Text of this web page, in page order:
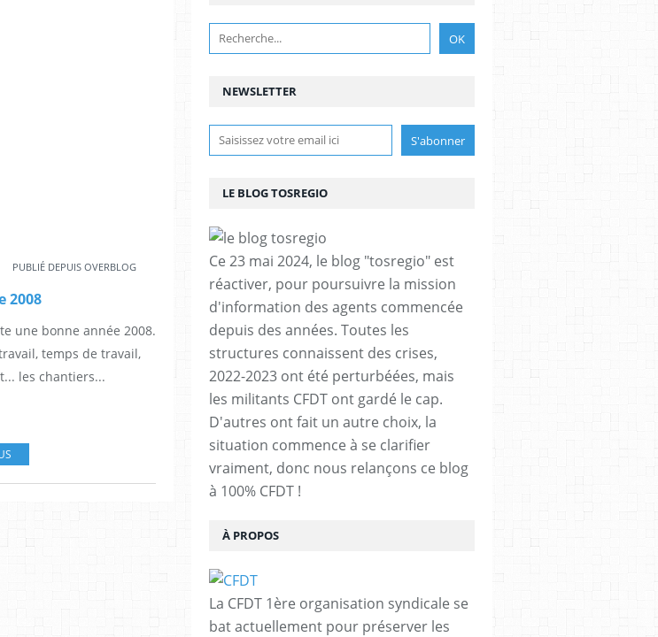
PUBLIÉ DEPUIS OVERBLOG
2008
une bonne année 2008.
temps de travail,
les chantiers...
NEWSLETTER
LE BLOG TOSREGIO
Ce 23 mai 2024, le blog "tosregio" est
réactiver, pour poursuivre la mission
d'information des agents commencée
depuis des années. Toutes les
structures connaissent des crises,
2022-2023 ont été perturbéées, mais
les militants CFDT ont gardé le cap.
D'autres ont fait un autre choix, la
situation commence à se clarifier
vraiment, donc nous relançons ce blog
à 100% CFDT !
À PROPOS
La CFDT 1ère organisation syndicale se
bat actuellement pour préserver les